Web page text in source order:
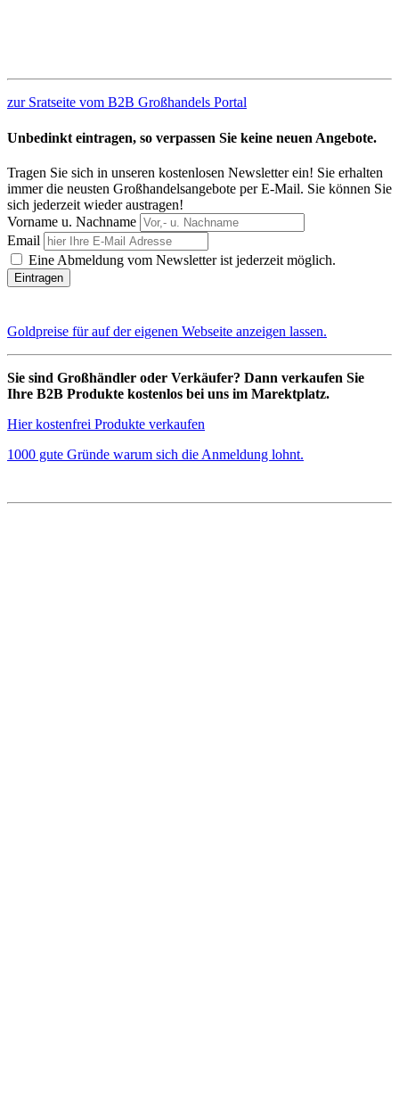
zur Sratseite vom B2B Großhandels Portal
Unbedinkt eintragen, so verpassen Sie keine neuen Angebote.
Tragen Sie sich in unseren kostenlosen Newsletter ein! Sie erhalten
immer die neusten Großhandelsangebote per E-Mail. Sie können Sie
sich jederzeit wieder austragen!
Vorname u. Nachname
Email
Eine Abmeldung vom Newsletter ist jederzeit möglich.
Goldpreise für auf der eigenen Webseite anzeigen lassen.
Sie sind Großhändler oder Verkäufer? Dann verkaufen Sie
Ihre B2B Produkte kostenlos bei uns im Marektplatz.
Hier kostenfrei Produkte verkaufen
1000 gute Gründe warum sich die Anmeldung lohnt.